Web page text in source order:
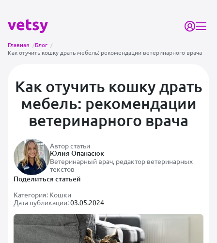
Главная /Блог /
Как отучить кошку драть мебель: рекомендации ветеринарного врача
Как отучить кошку драть
мебель: рекомендации
ветеринарного врача
Автор статьи
Юлия Опанасюк
Ветеринарный врач, редактор ветеринарных
текстов
Поделиться статьей
Категория: Кошки
Дата публикации:03.05.2024